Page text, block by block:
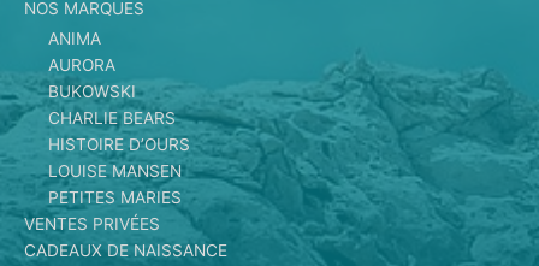
NOS MARQUES
ANIMA
AURORA
BUKOWSKI
CHARLIE BEARS
HISTOIRE D’OURS
LOUISE MANSEN
PETITES MARIES
VENTES PRIVÉES
CADEAUX DE NAISSANCE